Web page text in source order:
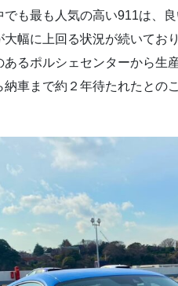
でも最も人気の高い911は、
幅に上回る状況が続いてお
あるポルシェセンターから生
車まで約２年待たれたとの